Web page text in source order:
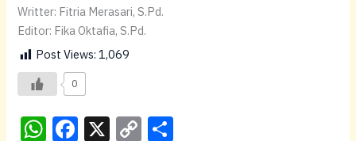
Writter: Fitria Merasari, S.Pd.
Editor: Fika Oktafia, S.Pd.
Post Views: 1,069
0
W F X C